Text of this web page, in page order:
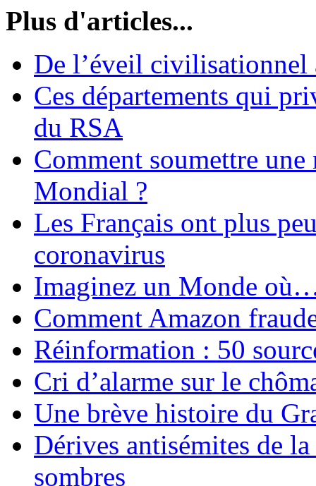
Plus d'articles...
De l’éveil
Ces départements qui
du RSA
Comment soumettre
Mondial ?
Les Français ont plus
coronavirus
Imaginez un Monde
Comment Amazon
Réinformation : 50
Cri d’alarme sur le
Une brève histoire du
Dérives antisémites de
sombres